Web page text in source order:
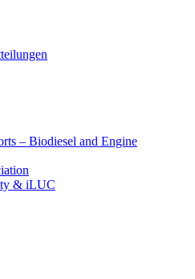
– Biodiesel and Engine
& iLUC